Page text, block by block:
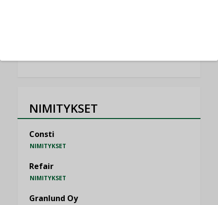
NIMITYKSET
Consti
NIMITYKSET
Refair
NIMITYKSET
Granlund Oy